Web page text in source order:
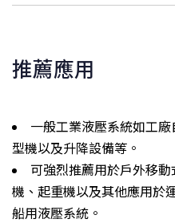
推薦應用
一般工業液壓系統如工
型機以及升降設備等。
可強烈推薦用於戶外移
機、起重機以及其他應用於
船用液壓系統。